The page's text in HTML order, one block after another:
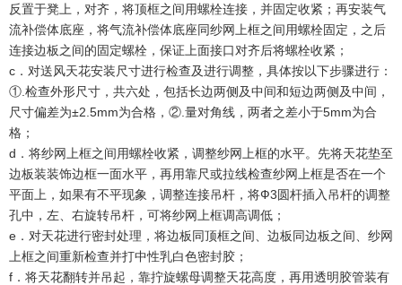
反置于凳上，对齐，将顶框之间用螺栓连接，并固定收紧；再安装气
流补偿体底座，将气流补偿体底座同纱网上框之间用螺栓固定，之后
连接边板之间的固定螺栓，保证上面接口对齐后将螺栓收紧；
c．对送风天花安装尺寸进行检查及进行调整，具体按以下步骤进行：
①.检查外形尺寸，共六处，包括长边两侧及中间和短边两侧及中间，
尺寸偏差为±2.5mm为合格，②.量对角线，两者之差小于5mm为合
格；
d．将纱网上框之间用螺栓收紧，调整纱网上框的水平。先将天花垫至
边板装装饰边框一面水平，再用靠尺或拉线检查纱网上框是否在一个
平面上，如果有不平现象，调整连接吊杆，将Ф3圆杆插入吊杆的调整
孔中，左、右旋转吊杆，可将纱网上框调高调低；
e．对天花进行密封处理，将边板同顶框之间、边板同边板之间、纱网
上框之间重新检查并打中性乳白色密封胶；
f．将天花翻转并吊起，靠拧旋螺母调整天花高度，再用透明胶管装有